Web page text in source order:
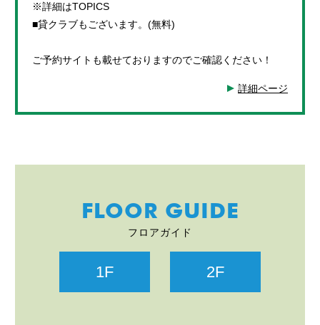
※詳細はTOPICS
■貸クラブもございます。(無料)
ご予約サイトも載せておりますのでご確認ください！
詳細ページ
FLOOR GUIDE
フロアガイド
1F 2F